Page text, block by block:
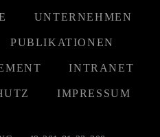
UNTERNEHMEN
PUBLIKATIONEN
INTRANET
IMPRESSUM